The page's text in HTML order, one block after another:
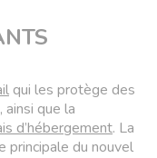
qui les protège des
que la
d’hébergement. La
principale du nouvel